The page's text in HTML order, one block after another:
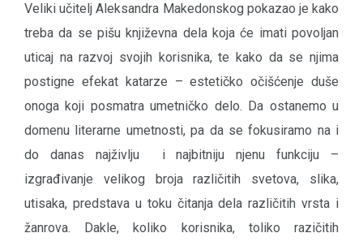
Veliki učitelj Aleksandra Makedonskog pokazao je kako
treba da se pišu književna dela koja će imati povoljan
uticaj na razvoj svojih korisnika, te kako da se njima
postigne efekat katarze – estetičko očišćenje duše
onoga koji posmatra umetničko delo. Da ostanemo u
domenu literarne umetnosti, pa da se fokusiramo na i
do danas najživlju i najbitniju njenu funkciju –
izgrađivanje velikog broja različitih svetova, slika,
utisaka, predstava u toku čitanja dela različitih vrsta i
žanrova. Dakle, koliko korisnika, toliko razičitih